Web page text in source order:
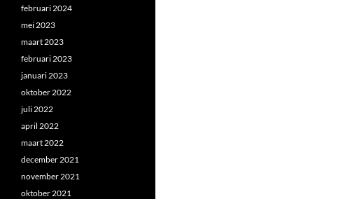
februari 2024
mei 2023
maart 2023
februari 2023
januari 2023
oktober 2022
juli 2022
april 2022
maart 2022
december 2021
november 2021
oktober 2021